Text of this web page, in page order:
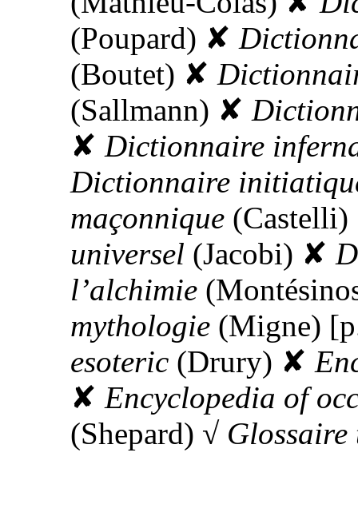
(Poupard) ✘
(Boutet) ✘
(Sallmann) ✘
✘ Dictionnaire
Dictionnaire
maçonnique (Castelli)
universel (Jacobi) ✘
l’alchimie
mythologie (Migne)
esoteric (Drury) ✘
✘ Encyclopedia of
(Shepard) √ Glossaire